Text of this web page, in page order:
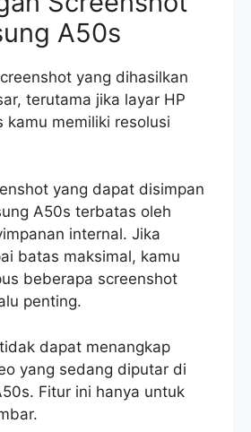
A50s
yang dihasilkan
terutama jika layar HP
kamu memiliki resolusi
yang dapat disimpan
A50s terbatas oleh
internal. Jika
batas maksimal, kamu
beberapa screenshot
penting.
dapat menangkap
yang sedang diputar di
Fitur ini hanya untuk